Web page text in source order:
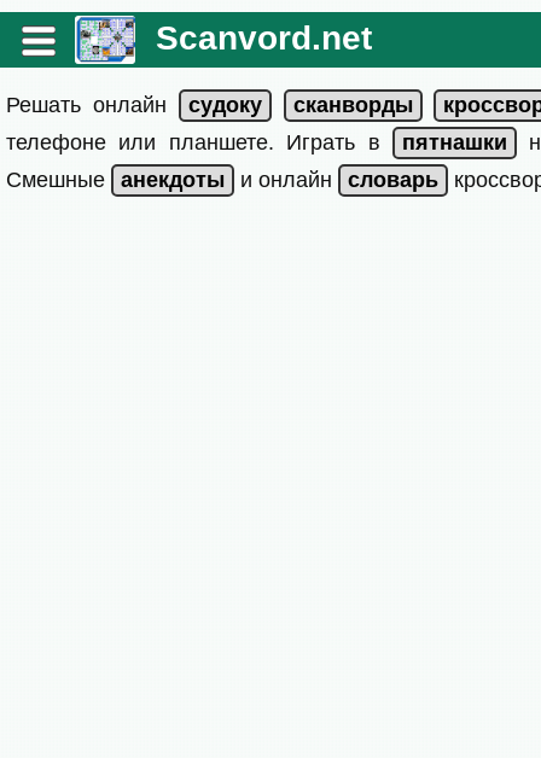
Scanvord.net
Решать онлайн
телефоне или планшете. Играть в
Смешные
и онлайн